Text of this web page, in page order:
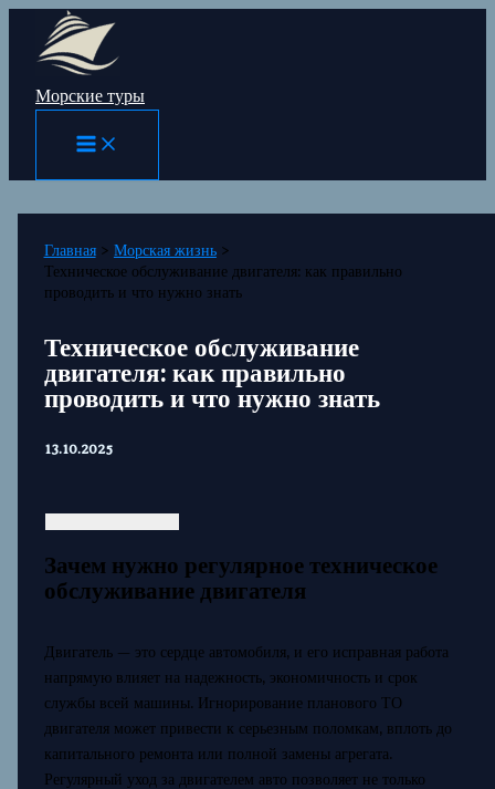
Перейти
содержимому
Морские туры
Главная
Морская жизнь
Техническое обслуживание двигателя: как правильно
проводить и что нужно знать
Техническое обслуживание
двигателя: как правильно
проводить и что нужно знать
13.10.2025
Зачем нужно регулярное техническое
обслуживание двигателя
Двигатель — это сердце автомобиля, и его исправная работа
напрямую влияет на надежность, экономичность и срок
службы всей машины. Игнорирование планового ТО
двигателя может привести к серьезным поломкам, вплоть до
капитального ремонта или полной замены агрегата.
Регулярный уход за двигателем авто позволяет не только